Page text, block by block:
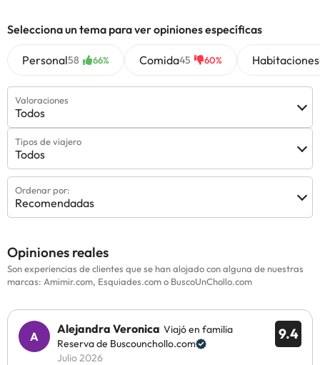
Selecciona un tema para ver opiniones específicas
Personal58 66% Comida45 60% Habitaciones
Valoraciones
Todos
Tipos de viajero
Todos
Ordenar por:
Recomendadas
Opiniones reales
Son experiencias de clientes que se han alojado con alguna de nuestras
marcas: Amimir.com, Esquiades.com o BuscoUnChollo.com
9.4
Alejandra Veronica Viajó en familia
Reserva de Buscounchollo.com
Julio 2026